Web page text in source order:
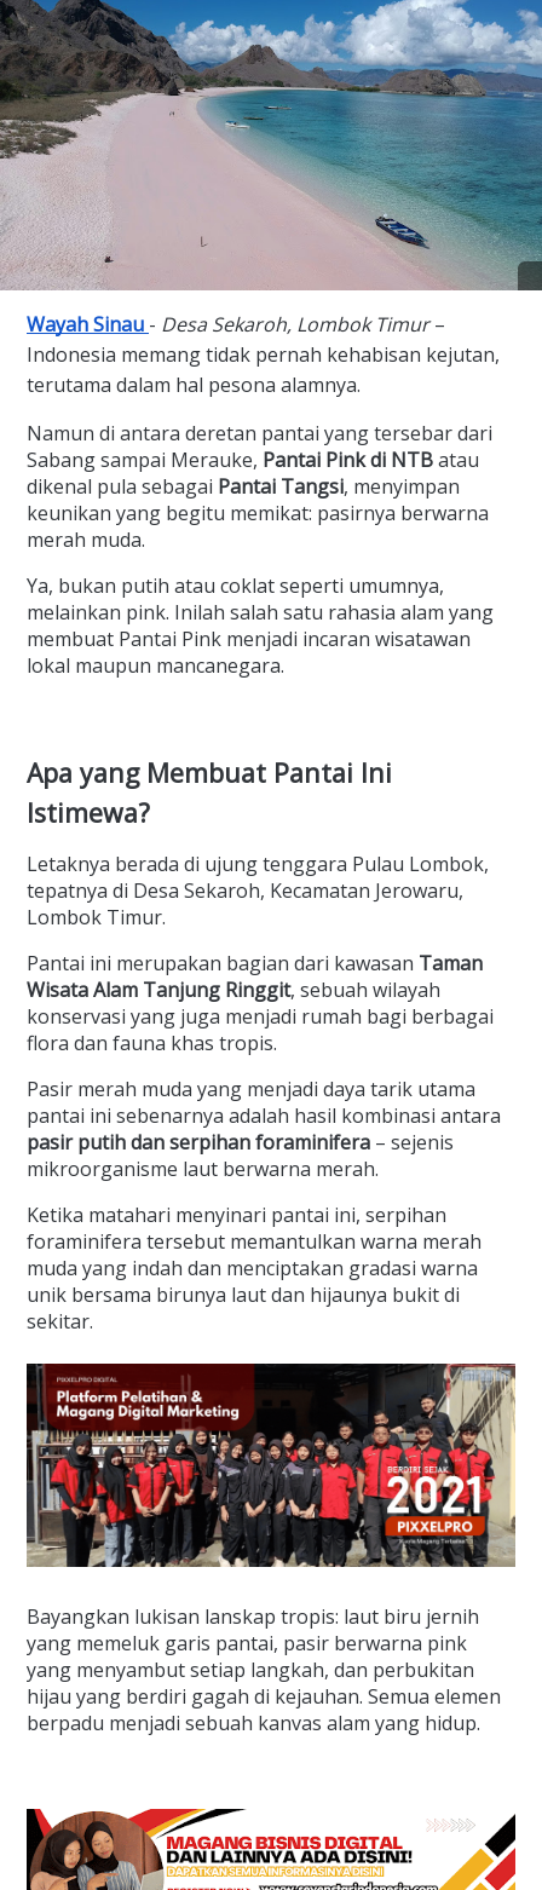
Wayah Sinau - Desa Sekaroh, Lombok Timur–
Indonesia memang tidak pernah kehabisan kejutan,
terutama dalam hal pesona alamnya.
Namun di antara deretan pantai yang tersebar dari
Sabang sampai Merauke, Pantai Pink di NTBatau
dikenal pula sebagai Pantai Tangsi, menyimpan
keunikan yang begitu memikat: pasirnya berwarna
merah muda.
Ya, bukan putih atau coklat seperti umumnya,
melainkan pink. Inilah salah satu rahasia alam yang
membuat Pantai Pink menjadi incaran wisatawan
lokal maupun mancanegara.
Apa yang Membuat Pantai Ini
Istimewa?
Letaknya berada di ujung tenggara Pulau Lombok,
tepatnya di Desa Sekaroh, Kecamatan Jerowaru,
Lombok Timur.
Pantai ini merupakan bagian dari kawasan Taman
Wisata Alam Tanjung Ringgit, sebuah wilayah
konservasi yang juga menjadi rumah bagi berbagai
flora dan fauna khas tropis.
Pasir merah muda yang menjadi daya tarik utama
pantai ini sebenarnya adalah hasil kombinasi antara
pasir putih dan serpihan foraminifera – sejenis
mikroorganisme laut berwarna merah.
Ketika matahari menyinari pantai ini, serpihan
foraminifera tersebut memantulkan warna merah
muda yang indah dan menciptakan gradasi warna
unik bersama birunya laut dan hijaunya bukit di
sekitar.
Bayangkan lukisan lanskap tropis: laut biru jernih
yang memeluk garis pantai, pasir berwarna pink
yang menyambut setiap langkah, dan perbukitan
hijau yang berdiri gagah di kejauhan. Semua elemen
berpadu menjadi sebuah kanvas alam yang hidup.